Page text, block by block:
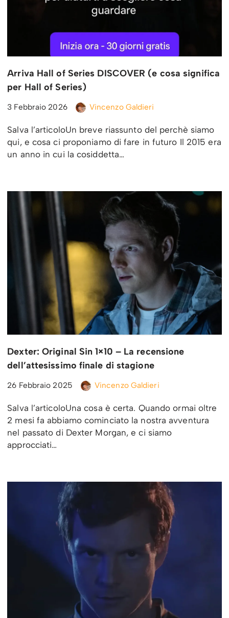
Arriva Hall of Series DISCOVER (e cosa significa
per Hall of Series)
3 Febbraio 2026 Vincenzo Galdieri
Salva l’articoloUn breve riassunto del perchè siamo
qui, e cosa ci proponiamo di fare in futuro Il 2015 era
un anno in cui la cosiddetta…
Dexter: Original Sin 1×10 – La recensione
dell’attesissimo finale di stagione
26 Febbraio 2025 Vincenzo Galdieri
Salva l’articoloUna cosa è certa. Quando ormai oltre
2 mesi fa abbiamo cominciato la nostra avventura
nel passato di Dexter Morgan, e ci siamo
approcciati…